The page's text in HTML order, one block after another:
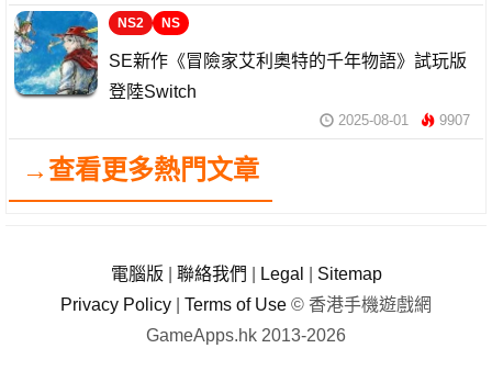
NS2 NS
SE新作《冒險家艾利奧特的千年物語》試玩版
登陸Switch
2025-08-01 9907
→查看更多熱門文章
電腦版 聯絡我們 Legal
Sitemap
Privacy Policy
Terms of Use © 香港手機遊戲網
GameApps.hk 2013-2026